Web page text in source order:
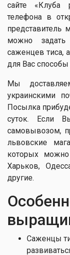
сайте «Клуба
телефона в
представитель
можно
саженцев тиса,
для Вас способы
Мы
украинскими
Посылка
суток. Если
самовывозом,
львовские
которых
Харьков,
другие.
Саженцы